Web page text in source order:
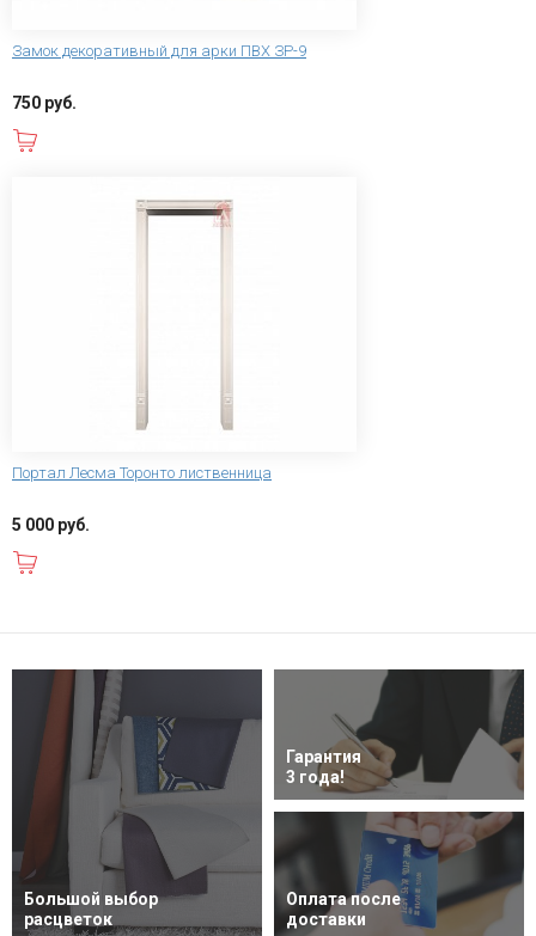
Замок декоративный для арки ПВХ ЗР-9
750 руб.
Портал Лесма Торонто лиственница
5 000 руб.
Большой выбор
расцветок
Гарантия
3 года!
Оплата после
доставки